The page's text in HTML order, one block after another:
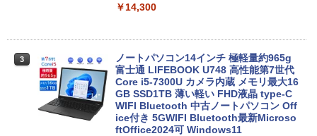
￥14,300
3
ノートパソコン14インチ 極軽量約965g
富士通 LIFEBOOK U748 高性能第7世代
Core i5-7300U カメラ内蔵 メモリ最大16
GB SSD1TB 薄い軽い FHD液晶 type-C
WIFI Bluetooth 中古ノートパソコン Off
ice付き 5GWIFI Bluetooth最新Microso
ftOffice2024可 Windows11